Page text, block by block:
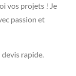
vos projets ! Je
passion et
rapide.